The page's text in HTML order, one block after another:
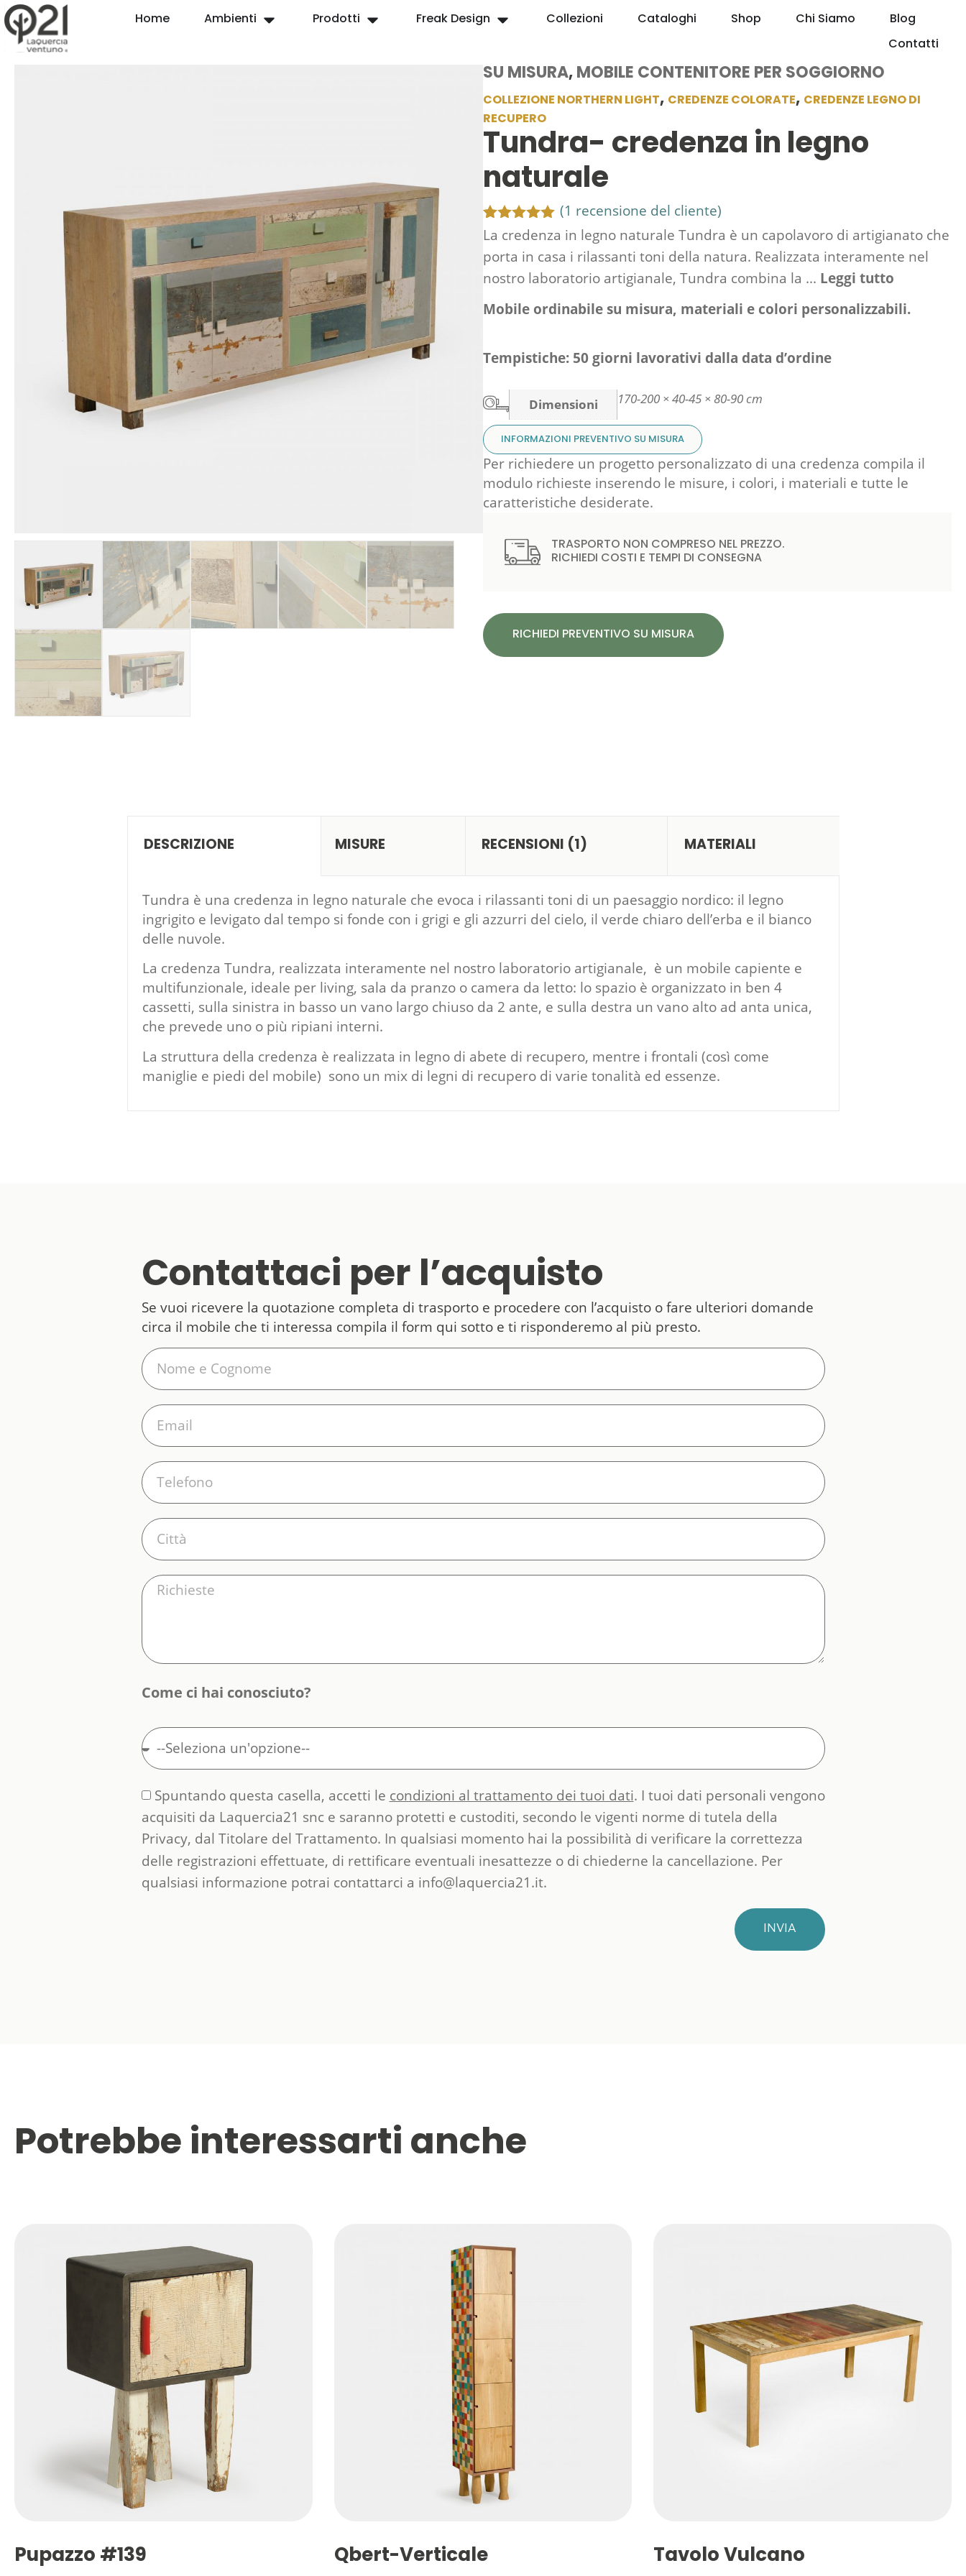
Home Ambienti Prodotti Freak Design Collezioni Cataloghi Shop Chi Siamo Blog
Contatti
SU MISURA, MOBILE CONTENITORE PER SOGGIORNO
COLLEZIONE NORTHERN LIGHT, CREDENZE COLORATE, CREDENZE LEGNO DI
RECUPERO
Tundra- credenza in legno
naturale
Valutato
su base
1
recensioni
(1 recensione del cliente)
La credenza in legno naturale Tundra è un capolavoro di artigianato che
porta in casa i rilassanti toni della natura. Realizzata interamente nel
nostro laboratorio artigianale, Tundra combina la ... Leggi tutto
Mobile ordinabile su misura, materiali e colori personalizzabili.
Tempistiche: 50 giorni lavorativi dalla data d’ordine
Dimensioni 170-200 × 40-45 × 80-90 cm
INFORMAZIONI PREVENTIVO SU MISURA
Per richiedere un progetto personalizzato di una credenza compila il
modulo richieste inserendo le misure, i colori, i materiali e tutte le
caratteristiche desiderate.
TRASPORTO NON COMPRESO NEL PREZZO.
RICHIEDI COSTI E TEMPI DI CONSEGNA
RICHIEDI PREVENTIVO SU MISURA
DESCRIZIONE MISURE RECENSIONI (1) MATERIALI
Tundra è una credenza in legno naturale che evoca i rilassanti toni di un paesaggio nordico: il legno
ingrigito e levigato dal tempo si fonde con i grigi e gli azzurri del cielo, il verde chiaro dell’erba e il bianco
delle nuvole.
La credenza Tundra, realizzata interamente nel nostro laboratorio artigianale, è un mobile capiente e
multifunzionale, ideale per living, sala da pranzo o camera da letto: lo spazio è organizzato in ben 4
cassetti, sulla sinistra in basso un vano largo chiuso da 2 ante, e sulla destra un vano alto ad anta unica,
che prevede uno o più ripiani interni.
La struttura della credenza è realizzata in legno di abete di recupero, mentre i frontali (così come
maniglie e piedi del mobile) sono un mix di legni di recupero di varie tonalità ed essenze.
Contattaci per l’acquisto
Se vuoi ricevere la quotazione completa di trasporto e procedere con l’acquisto o fare ulteriori domande
circa il mobile che ti interessa compila il form qui sotto e ti risponderemo al più presto.
Come ci hai conosciuto?
Spuntando questa casella, accetti le condizioni al trattamento dei tuoi dati. I tuoi dati personali vengono
acquisiti da Laquercia21 snc e saranno protetti e custoditi, secondo le vigenti norme di tutela della
Privacy, dal Titolare del Trattamento. In qualsiasi momento hai la possibilità di verificare la correttezza
delle registrazioni effettuate, di rettificare eventuali inesattezze o di chiederne la cancellazione. Per
qualsiasi informazione potrai contattarci a info@laquercia21.it.
INVIA
Potrebbe interessarti anche
Pupazzo #139 Qbert-Verticale Tavolo Vulcano